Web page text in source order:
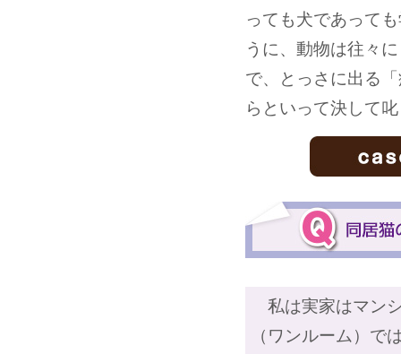
っても犬であって
うに、動物は往々
で、とっさに出る
らといって決して
私は実家はマン
（ワンルーム）で